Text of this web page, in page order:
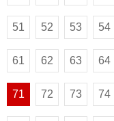
51 52 53 54
61 62 63 64
71 72 73 74